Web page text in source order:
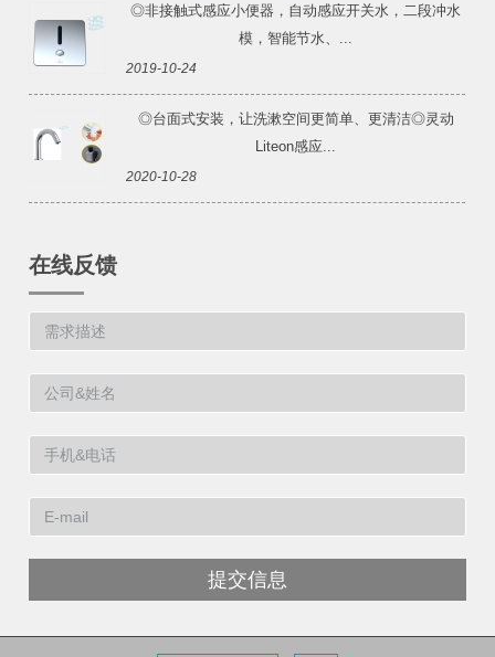
◎非接触式感应小便器，自动感应开关水，二段冲水
模，智能节水、...
2019-10-24
◎台面式安装，让洗漱空间更简单、更清洁◎灵动
Liteon感应...
2020-10-28
在线反馈
提交信息